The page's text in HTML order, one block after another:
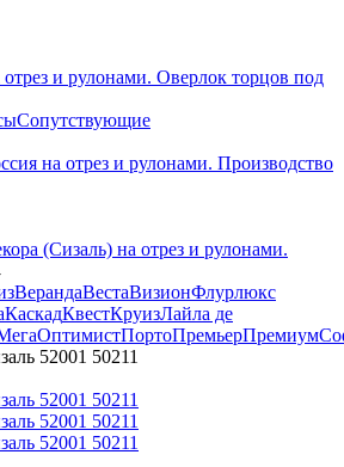
и рулонами. Оверлок торцов под
Сопутствующие
на отрез и рулонами. Производство
(Сизаль) на отрез и рулонами.
ВерандаВестаВизионФлурлюкс
КаскадКвестКруизЛайла де
ОптимистПортоПремьерПремиум
52001 50211